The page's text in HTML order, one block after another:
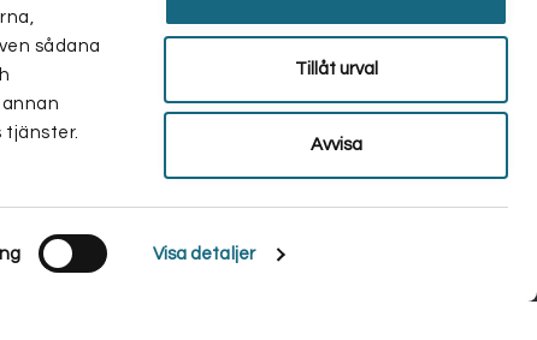
sådana
tjänster.
Visa detaljer
Tillåt urval
Avvisa
vi att anta att du godkänner detta.